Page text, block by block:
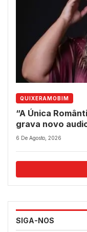
QUIXERAMOBIM
“A Única
grava novo
6 De Agosto, 2026
SIGA-NOS